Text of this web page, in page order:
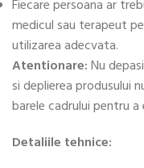
Fiecare persoana ar
medicul sau terapeut
utilizarea adecvata.
Atentionare:Nu
si deplierea produsului
barele cadrului pentru
Detaliile tehnice: